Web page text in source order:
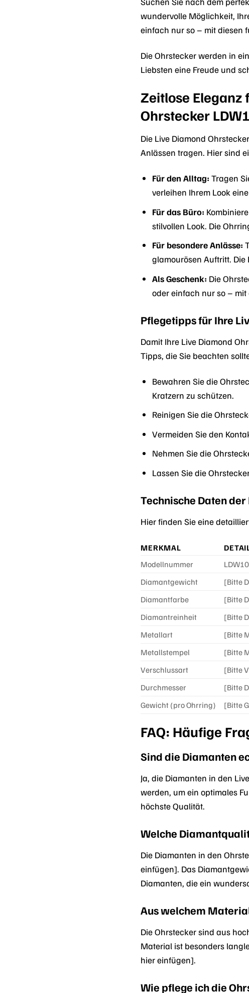
wundervolle Möglichkeit,
einfach nur so – mit diesen
Die Ohrstecker werden in
Liebsten eine Freude und
Zeitlose Eleganz
Ohrstecker
Die Live Diamond
Anlässen tragen. Hier sind
Für den Alltag: Tragen
verleihen Ihrem Look
Für das Büro:
stilvollen Look. Die
Für besondere Anlässe:
glamourösen Auftritt.
Als Geschenk: Die
oder einfach nur so –
Pflegetipps für Ihre
Damit Ihre Live Diamond
Tipps, die Sie beachten
Bewahren Sie die
Kratzern zu schützen.
Reinigen Sie die
Vermeiden Sie den
Nehmen Sie die
Lassen Sie die
Technische Daten
Hier finden Sie eine
MERKMAL
Modellnummer
Diamantgewicht
[Bitte
Diamantfarbe
[Bitte
Diamantreinheit
[Bitte
Metallart
[Bitte
Metallstempel
[Bitte
Verschlussart
[Bitte
Durchmesser
[Bitte
Gewicht (pro Ohrring)
[Bitte
FAQ: Häufige
Sind die Diamanten
Ja, die Diamanten in den
werden, um ein optimales
höchste Qualität.
Welche
Die Diamanten in den
einfügen]. Das
Diamanten, die ein
Aus welchem
Die Ohrstecker sind aus
Material ist besonders
hier einfügen].
Wie pflege ich die